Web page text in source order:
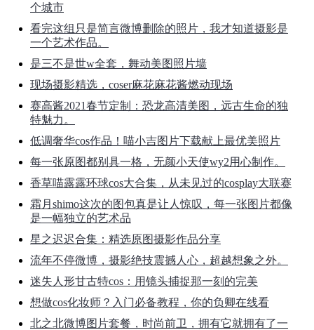
个城市
看完这组只是简言微博删除的照片，我才知道摄影是
一个艺术作品。
是三不是世w全套，舞动美图照片墙
现场摄影精选，coser麻花麻花酱燃动现场
赛高酱2021春节定制：恐龙高清美图，远古生命的独
特魅力。
低调奢华cos作品！喵小吉图片下载献上最优美照片
每一张原图都别具一格，无颜小天使wy2用心制作。
香草喵露露环球cos大合集，从未见过的cosplay大联赛
霜月shimo这次的图包真是让人惊叹，每一张图片都像
是一幅独立的艺术品
星之迟迟合集：精选原图摄影作品分享
流年不停微博，摄影绝技震撼人心，超越想象之外。
迷失人形甘古特cos：用镜头捕捉那一刻的完美
想做cos化妆师？入门必备教程，你的负卿在线看
北之北微博图片套餐，时尚前卫，拥有它就拥有了一